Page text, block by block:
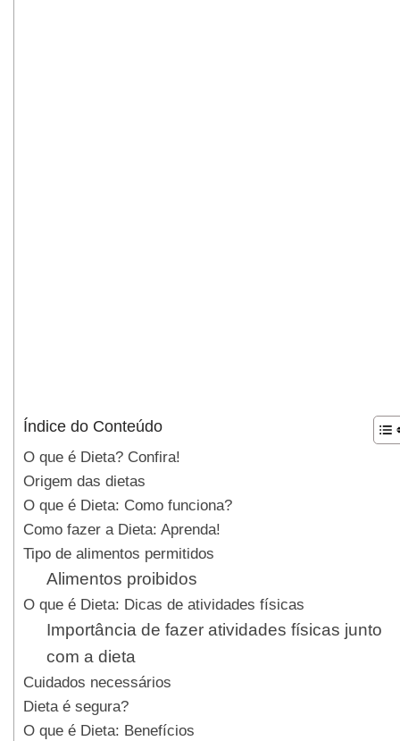
Índice do Conteúdo
O que é Dieta? Confira!
Origem das dietas
O que é Dieta: Como funciona?
Como fazer a Dieta: Aprenda!
Tipo de alimentos permitidos
Alimentos proibidos
O que é Dieta: Dicas de atividades físicas
Importância de fazer atividades físicas junto
com a dieta
Cuidados necessários
Dieta é segura?
O que é Dieta: Benefícios